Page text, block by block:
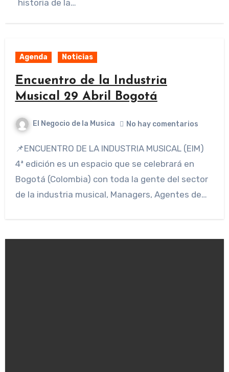
historia de la…
Agenda Noticias
Encuentro de la Industria
Musical 29 Abril Bogotá
El Negocio de la Musica No hay comentarios
📌ENCUENTRO DE LA INDUSTRIA MUSICAL (EIM)
4ª edición es un espacio que se celebrará en
Bogotá (Colombia) con toda la gente del sector
de la industria musical, Managers, Agentes de…